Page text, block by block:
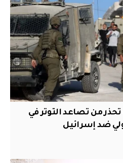
من تصاعد التوتر في
ضد إسرائيل